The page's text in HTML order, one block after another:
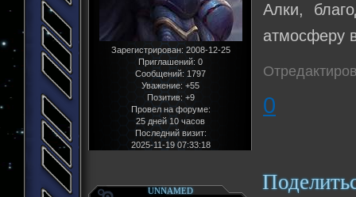
Зарегистрирован: 2008-12-25
Приглашений: 0
Сообщений: 1797
Уважение: +55
Позитив: +9
Провел на форуме:
25 дней 10 часов
Последний визит:
2025-11-19 07:33:18
Алки,
атмосферу
0
UNNAMED